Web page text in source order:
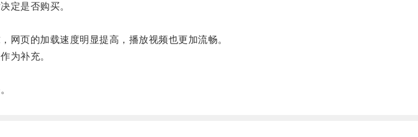
定是否购买。
页的加载速度明显提高，播放视频也更加流畅。
为补充。